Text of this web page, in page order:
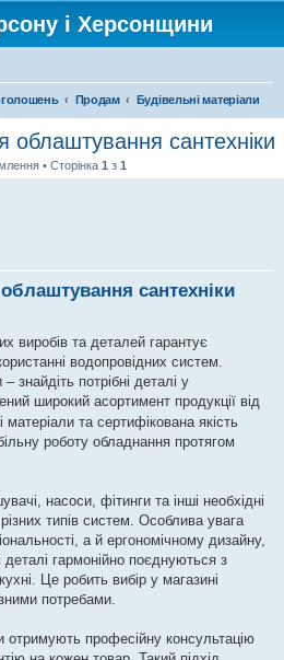
і Херсонщини
Продам Будівельні матеріали
облаштування сантехніки
• Сторінка 1 з 1
сантехніки
виробів та деталей гарантує
водопровідних систем.
знайдіть потрібні деталі у
широкий асортимент продукції від
матеріали та сертифікована якість
роботу обладнання протягом
насоси, фітинги та інші необхідні
типів систем. Особлива увага
а й ергономічному дизайну,
гармонійно поєднуються з
Це робить вибір у магазині
потребами.
отримують професійну консультацію